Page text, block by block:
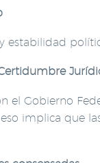
estabilidad
el Gobierno
implica que